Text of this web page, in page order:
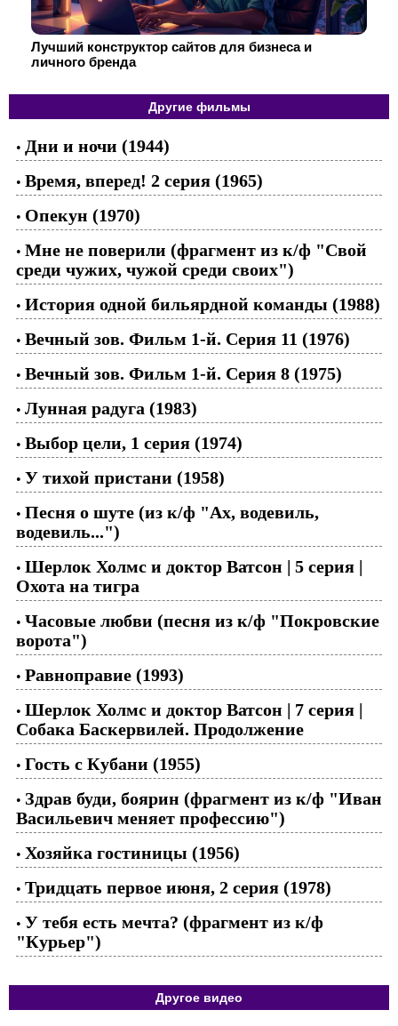
Лучший конструктор сайтов для бизнеса и
личного бренда
Другие фильмы
• Дни и ночи (1944)
• Время, вперед! 2 серия (1965)
• Опекун (1970)
• Мне не поверили (фрагмент из к/ф "Свой
среди чужих, чужой среди своих")
• История одной бильярдной команды (1988)
• Вечный зов. Фильм 1-й. Серия 11 (1976)
• Вечный зов. Фильм 1-й. Серия 8 (1975)
• Лунная радуга (1983)
• Выбор цели, 1 серия (1974)
• У тихой пристани (1958)
• Песня о шуте (из к/ф "Ах, водевиль,
водевиль...")
• Шерлок Холмс и доктор Ватсон | 5 серия |
Охота на тигра
• Часовые любви (песня из к/ф "Покровские
ворота")
• Равноправие (1993)
• Шерлок Холмс и доктор Ватсон | 7 серия |
Собака Баскервилей. Продолжение
• Гость с Кубани (1955)
• Здрав буди, боярин (фрагмент из к/ф "Иван
Васильевич меняет профессию")
• Хозяйка гостиницы (1956)
• Тридцать первое июня, 2 серия (1978)
• У тебя есть мечта? (фрагмент из к/ф
"Курьер")
Другое видео